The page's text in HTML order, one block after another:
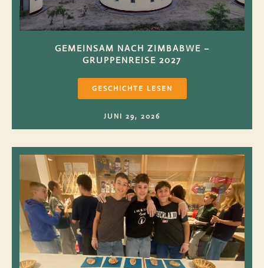
GEMEINSAM NACH ZIMBABWE –
GRUPPENREISE 2027
GESCHICHTE LESEN
JUNI 29, 2026